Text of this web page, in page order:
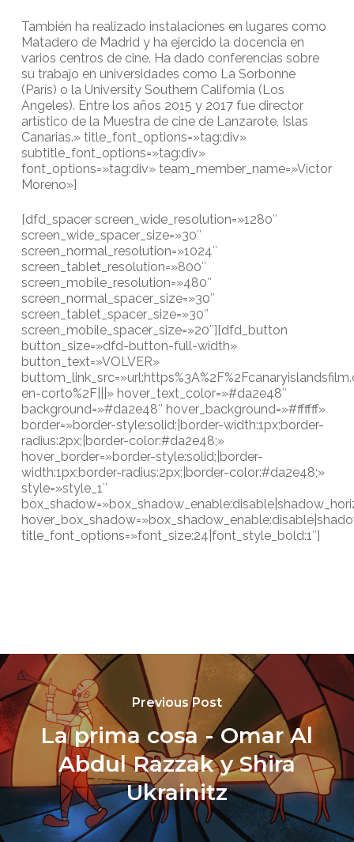
También ha realizado instalaciones en lugares como
Matadero de Madrid y ha ejercido la docencia en
varios centros de cine. Ha dado conferencias sobre
su trabajo en universidades como La Sorbonne
(París) o la University Southern California (Los
Angeles). Entre los años 2015 y 2017 fue director
artístico de la Muestra de cine de Lanzarote, Islas
Canarias.» title_font_options=»tag:div»
subtitle_font_options=»tag:div»
font_options=»tag:div» team_member_name=»Víctor
Moreno»]
[dfd_spacer screen_wide_resolution=»1280″
screen_wide_spacer_size=»30″
screen_normal_resolution=»1024″
screen_tablet_resolution=»800″
screen_mobile_resolution=»480″
screen_normal_spacer_size=»30″
screen_tablet_spacer_size=»30″
screen_mobile_spacer_size=»20″][dfd_button
button_size=»dfd-button-full-width»
button_text=»VOLVER»
en-corto%2F|||» hover_text_color=»#da2e48″
background=»#da2e48″ hover_background=»#ffffff»
border=»border-style:solid;|border-width:1px;border-
radius:2px;|border-color:#da2e48;»
hover_border=»border-style:solid;|border-
width:1px;border-radius:2px;|border-color:#da2e48;»
style=»style_1″
title_font_options=»font_size:24|font_style_bold:1″]
Previous Post
La prima cosa - Omar Al
Abdul Razzak y Shira
Ukrainitz